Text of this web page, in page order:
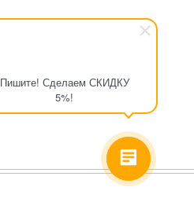
Пишите! Сделаем СКИДКУ
5%!